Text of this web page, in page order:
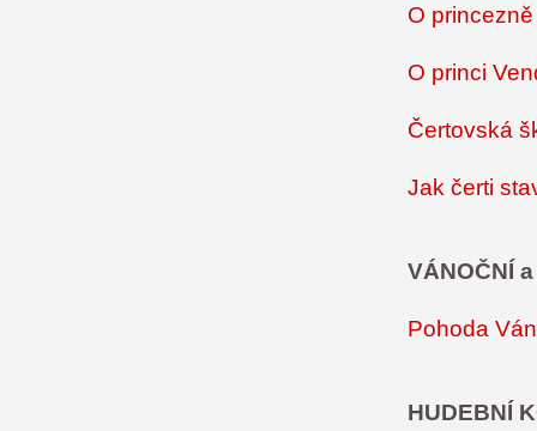
O
O princi
Čertovská
Jak čerti
VÁNOČNÍ
Pohoda
HUDEBNÍ